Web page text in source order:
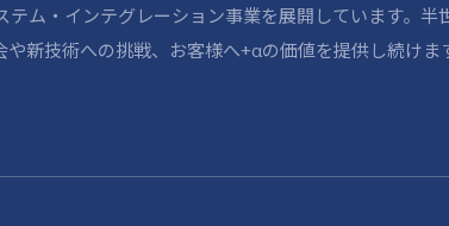
ム・インテグレーション事業を展開しています。
新技術への挑戦、お客様へ+αの価値を提供し続けま